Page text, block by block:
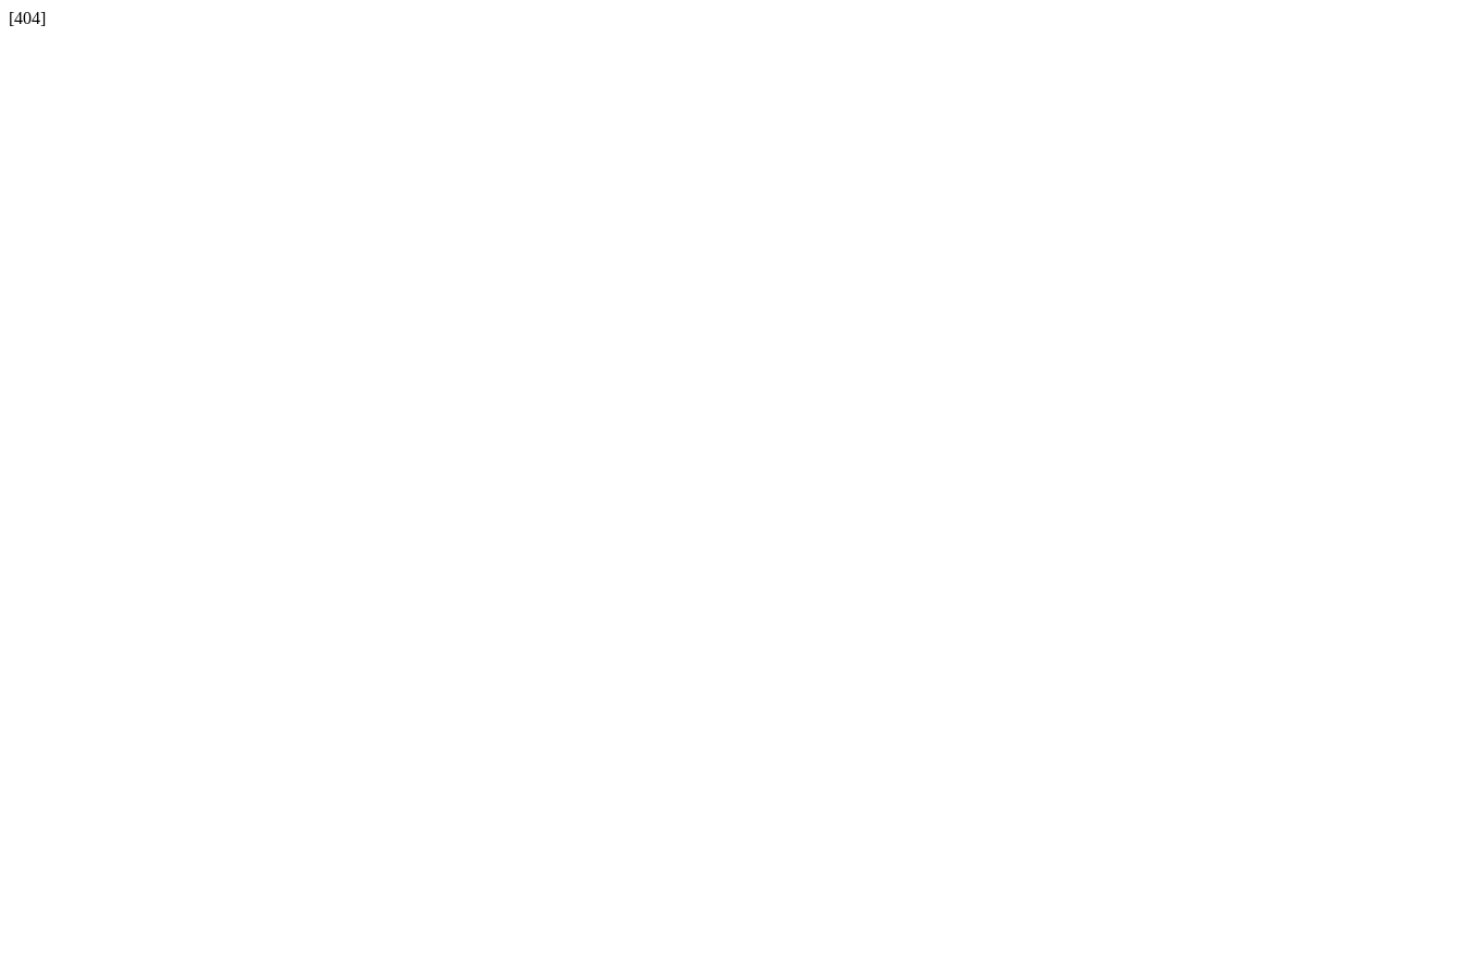
[404]